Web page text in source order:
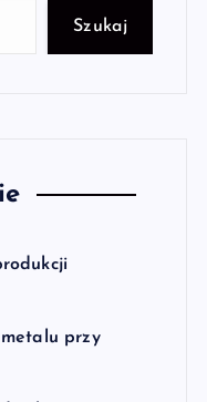
Szukaj
metalu przy